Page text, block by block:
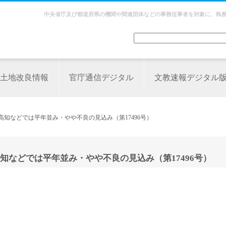
中央省庁及び都道府県の機関や関連団体などの事務従事者を対象に、
土地改良情報 官庁通信デジタル 文教速報デジタル
などでは平年並み・やや不良の見込み（第17496号）
どでは平年並み・やや不良の見込み（第17496号）